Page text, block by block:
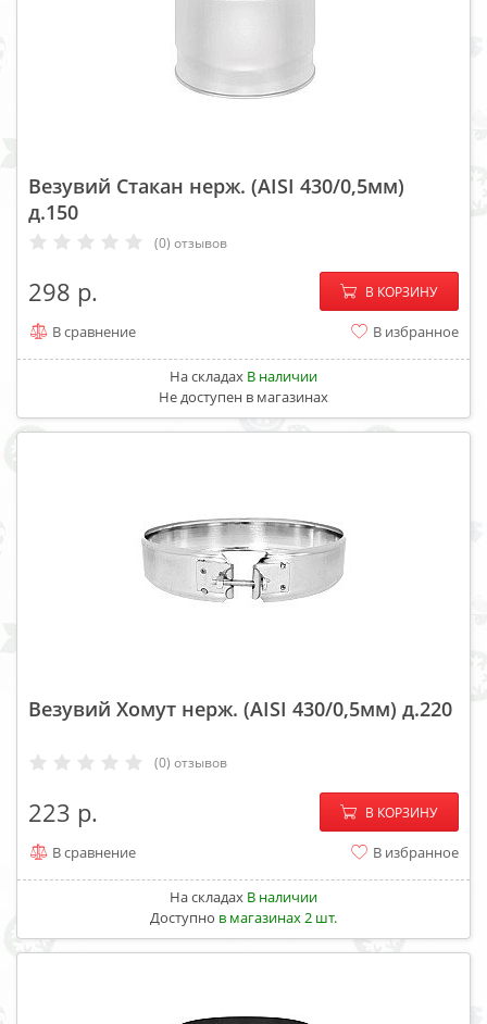
Везувий Стакан нерж. (AISI 430/0,5мм)
д.150
(0) отзывов
298 − +
В КОРЗИНУ
В сравнение В избранное
На складах В наличии
Не доступен в магазинах
Везувий Хомут нерж. (AISI 430/0,5мм) д.220
(0) отзывов
223 − +
В КОРЗИНУ
В сравнение В избранное
На складах В наличии
Доступно в магазинах 2 шт.